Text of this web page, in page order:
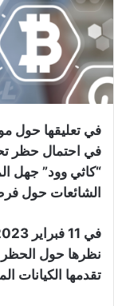
في تعليقها حول
في احتمال حظر
“كاثي وود” جهل
الشائعات حول
نظرها حول
تقدمها الكيانات